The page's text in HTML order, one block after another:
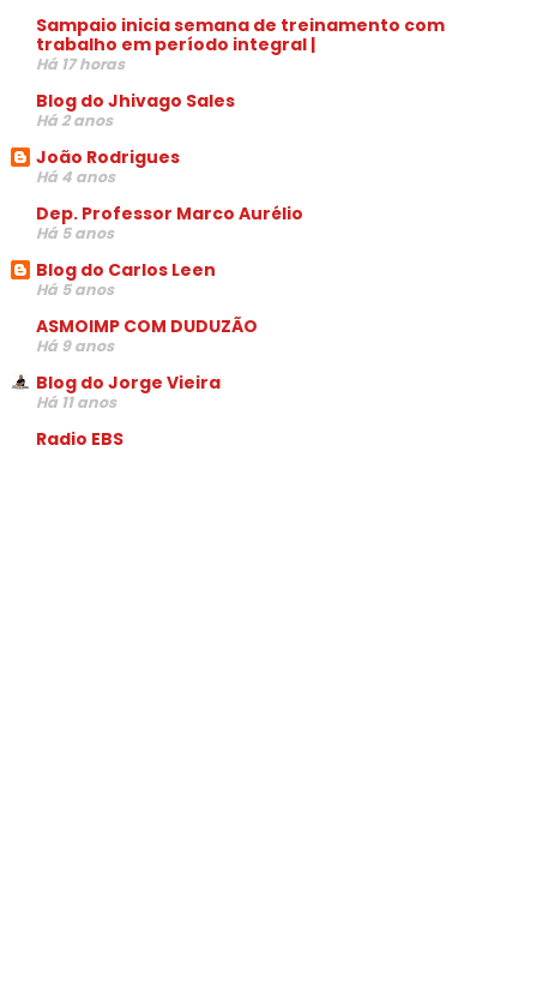
Sampaio inicia semana de treinamento com
trabalho em período integral |
Há 17 horas
Blog do Jhivago Sales
Há 2 anos
João Rodrigues
Há 4 anos
Dep. Professor Marco Aurélio
Há 5 anos
Blog do Carlos Leen
Há 5 anos
ASMOIMP COM DUDUZÃO
Há 9 anos
Blog do Jorge Vieira
Há 11 anos
Radio EBS